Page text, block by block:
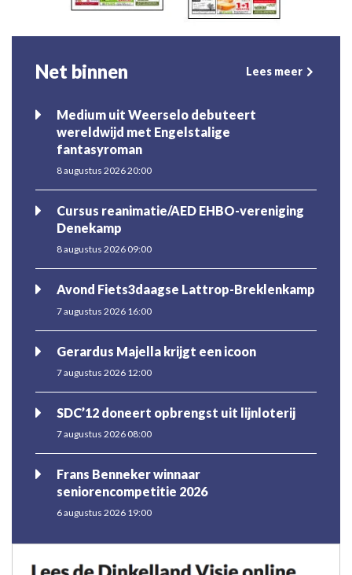
Net binnen Lees meer
Medium uit Weerselo debuteert
wereldwijd met Engelstalige
fantasyroman
8 augustus 2026 20:00
Cursus reanimatie/AED EHBO-vereniging
Denekamp
8 augustus 2026 09:00
Avond Fiets3daagse Lattrop-Breklenkamp
7 augustus 2026 16:00
Gerardus Majella krijgt een icoon
7 augustus 2026 12:00
SDC’12 doneert opbrengst uit lijnloterij
7 augustus 2026 08:00
Frans Benneker winnaar
seniorencompetitie 2026
6 augustus 2026 19:00